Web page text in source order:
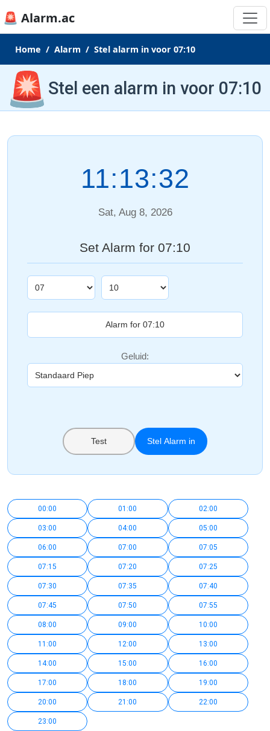
🚨 Alarm.ac
Home Alarm Stel alarm in voor 07:10
🚨 Stel een alarm in voor 07:10
11:13:32
Sat, Aug 8, 2026
Set Alarm for 07:10
Geluid:
Test Stel Alarm in
00:00 01:00 02:00
03:00 04:00 05:00
06:00 07:00 07:05
07:15 07:20 07:25
07:30 07:35 07:40
07:45 07:50 07:55
08:00 09:00 10:00
11:00 12:00 13:00
14:00 15:00 16:00
17:00 18:00 19:00
20:00 21:00 22:00
23:00